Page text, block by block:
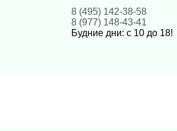
8 (495) 142-38-58
8 (977) 148-43-41
Будние дни: с 10 до 18!